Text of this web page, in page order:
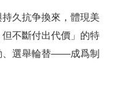
久抗争換來，體現美
不斷付出代價」的特
、選舉輪替——成爲制